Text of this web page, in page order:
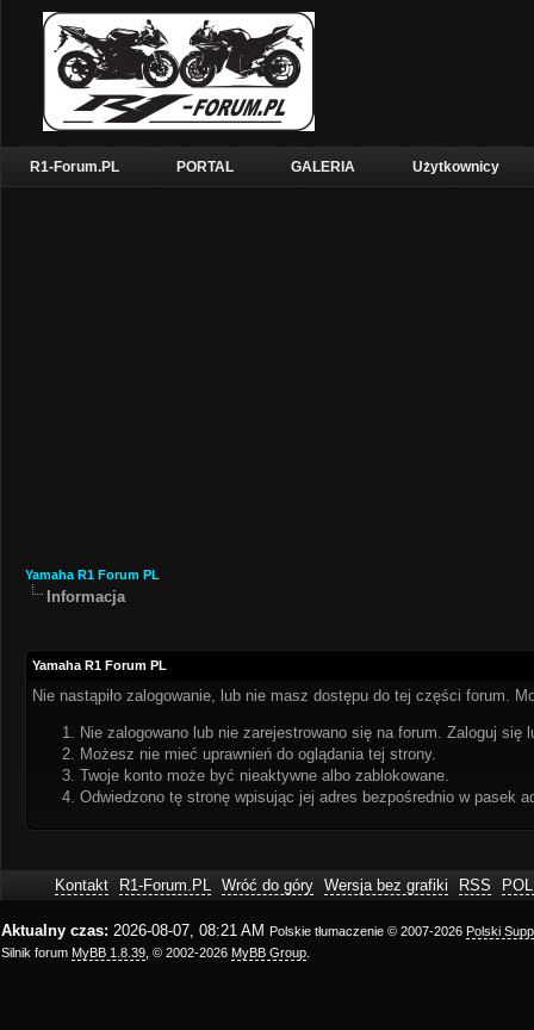
R1-Forum.PL PORTAL GALERIA Użytkownicy
Yamaha R1 Forum PL
Informacja
Yamaha R1 Forum PL
Nie nastąpiło zalogowanie, lub nie masz dostępu do tej części forum.
Nie zalogowano lub nie zarejestrowano się na forum. Zaloguj się
Możesz nie mieć uprawnień do oglądania tej strony.
Twoje konto może być nieaktywne albo zablokowane.
Odwiedzono tę stronę wpisując jej adres bezpośrednio w pasek
Kontakt R1-Forum.PL Wróć do góry Wersja bez grafiki RSS
Aktualny czas: 2026-08-07, 08:21 AM Polskie tłumaczenie © 2007-2026 Polski
Silnik forum MyBB 1.8.39 , © 2002-2026 MyBB Group